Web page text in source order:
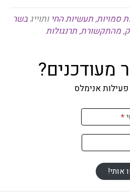
סמויות,תעשיות החי ותוייגבשר
,מהתקשורת,תרנגולות
מעודכנים?
אנימלס
*
אותי!